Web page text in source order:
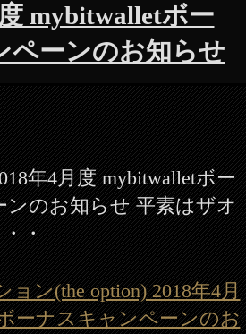
mybitwalletボー
ペーンのお知らせ
年4月度 mybitwalletボー
ンのお知らせ 平素はザオ
・
ョン(the option) 2018年4月
ーナスキャンペーンのお